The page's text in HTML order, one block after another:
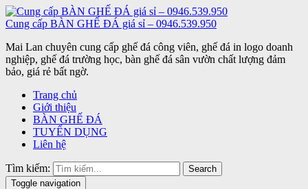
Cung cấp BÀN GHẾ ĐÁ giá sỉ – 0946.539.950
Mai Lan chuyên cung cấp ghế đá công viên, ghế đá in logo doanh
nghiệp, ghế đá trường học, bàn ghế đá sân vườn chất lượng đảm
bảo, giá rẻ bất ngờ.
Trang chủ
Giới thiệu
BÀN GHẾ ĐÁ
TUYỂN DỤNG
Liên hệ
Tìm kiếm:
Search
Toggle navigation